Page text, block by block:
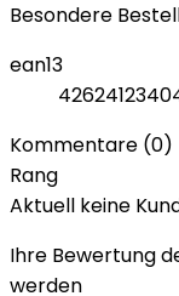
Besondere
ean13
Kommentare (0)
Rang
Aktuell keine
Ihre Bewertung
werden